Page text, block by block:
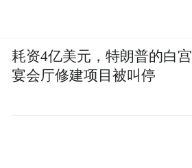
耗资4亿美元，特朗普的白宫
宴会厅修建项目被叫停